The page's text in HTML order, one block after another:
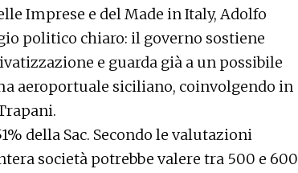
Imprese e del Made in Italy, Adolfo
politico chiaro: il governo sostiene
e guarda già a un possibile
aeroportuale siciliano, coinvolgendo in
della Sac. Secondo le valutazioni
società potrebbe valere tra 500 e 600